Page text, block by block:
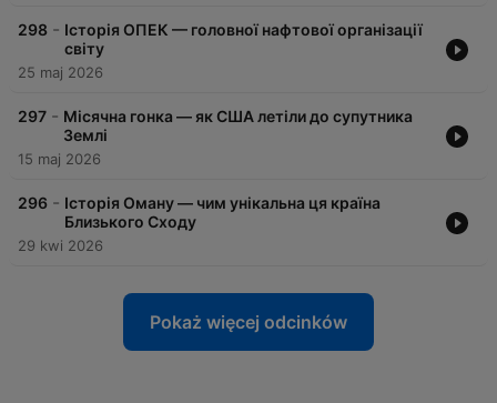
298 - Історія ОПЕК — головної нафтової організації
світу
25 maj 2026
297 - Місячна гонка — як США летіли до супутника
Землі
15 maj 2026
296 - Історія Оману — чим унікальна ця країна
Близького Сходу
29 kwi 2026
Pokaż więcej odcinków